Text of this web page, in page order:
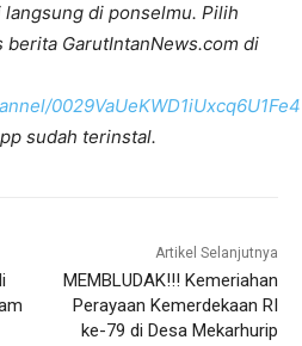
di ponselmu. Pilih
berita GarutIntanNews.com di
sudah terinstal.
Artikel Selanjutnya
MEMBLUDAK!!! Kemeriahan
Perayaan Kemerdekaan RI
ke-79 di Desa Mekarhurip